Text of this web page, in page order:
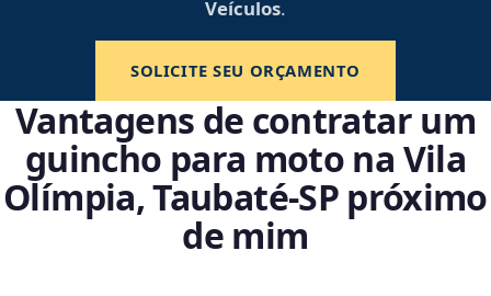
Veículos.
SOLICITE SEU ORÇAMENTO
Vantagens de contratar um
guincho para moto na Vila
Olímpia, Taubaté‑SP próximo
de mim